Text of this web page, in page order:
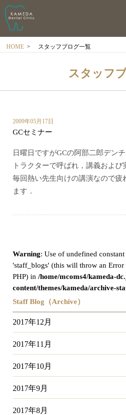
HOME > スタッフブログ一覧
スタッフ
2009年05月17日
GCセミナー
日曜日ですがGCの阿部二郎デン
トラクターで呼ばれ，講義および
毎回熱い先生向けの講演なので疲
ます．
Warning: Use of undefined
'staff_blogs' (this will throw an
PHP) in/home/mcoms4/kameda-
content/themes/kameda/archive-
Staff Blog（Archive）
2017年12月
2017年11月
2017年10月
2017年9月
2017年8月